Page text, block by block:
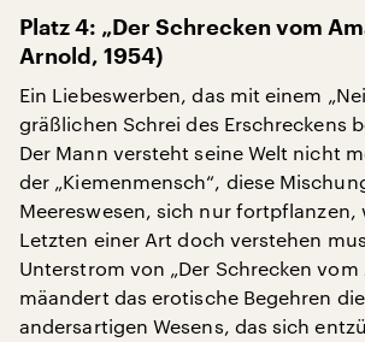
Platz 4: „Der Schrecken vom
Arnold, 1954)
Ein Liebeswerben, das mit einem
gräßlichen Schrei des Erschreckens
Der Mann versteht seine Welt nicht
der „Kiemenmensch“, diese
Meereswesen, sich nur fortpflanzen,
Letzten einer Art doch verstehen
Unterstrom von „Der Schrecken vom
mäandert das erotische Begehren
andersartigen Wesens, das sich